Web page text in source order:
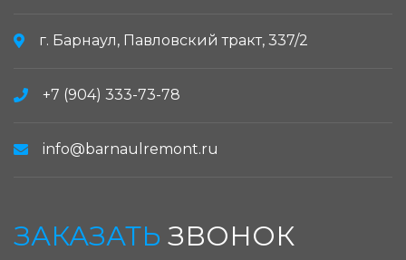
г. Барнаул, Павловский тракт, 337/2
+7 (904) 333-73-78
info@barnaulremont.ru
ЗАКАЗАТЬ ЗВОНОК